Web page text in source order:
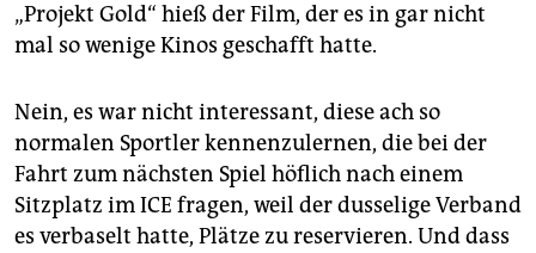
„Projekt Gold“ hieß der Film, der es in gar nicht
mal so wenige Kinos geschafft hatte.
Nein, es war nicht interessant, diese ach so
normalen Sportler kennenzulernen, die bei der
Fahrt zum nächsten Spiel höflich nach einem
Sitzplatz im ICE fragen, weil der dusselige Verband
es verbaselt hatte, Plätze zu reservieren. Und dass